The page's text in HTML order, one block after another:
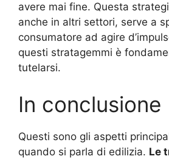
avere mai fine. Questa
anche in altri settori, serve a
consumatore ad agire
questi stratagemmi è
tutelarsi.
In conclusione
Questi sono gli aspetti
quando si parla di edilizia. Le